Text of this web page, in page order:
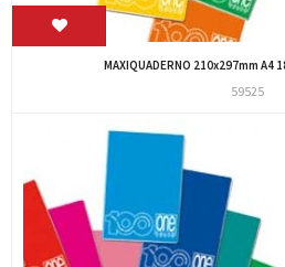
MAXIQUADERNO 210x297mm
59525